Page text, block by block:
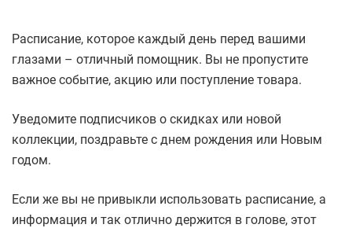
Расписание, которое каждый день перед вашими
глазами – отличный помощник. Вы не пропустите
важное событие, акцию или поступление товара.
Уведомите подписчиков о скидках или новой
коллекции, поздравьте с днем рождения или Новым
годом.
Если же вы не привыкли использовать расписание, а
информация и так отлично держится в голове, этот